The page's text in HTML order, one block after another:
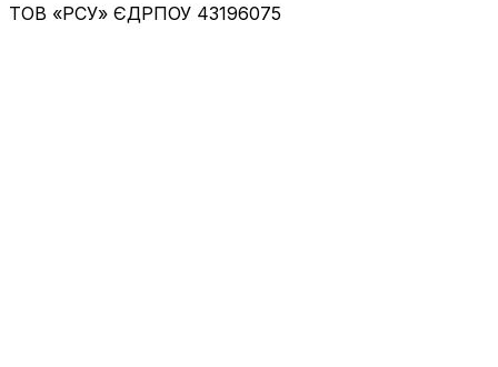
ТОВ «РСУ» ЄДРПОУ 43196075